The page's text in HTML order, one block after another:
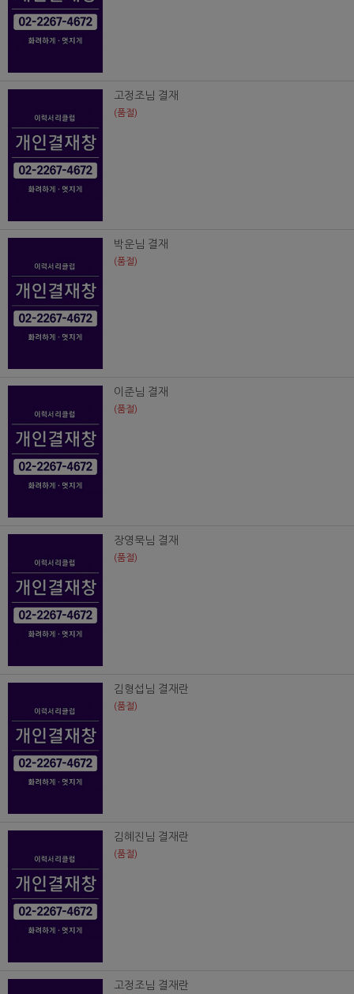
고정조님 결재
(품절)
박운님 결재
(품절)
이준님 결재
(품절)
장영묵님 결재
(품절)
김형섭님 결재란
(품절)
김혜진님 결재란
(품절)
고정조님 결재란